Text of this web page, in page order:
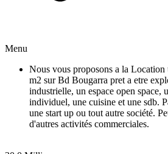
Menu
Nous vous proposons a la Location
m2 sur Bd Bougarra pret a etre
industrielle, un espace open space,
individuel, une cuisine et une sdb.
une start up ou tout autre société.
d'autres activités commerciales.